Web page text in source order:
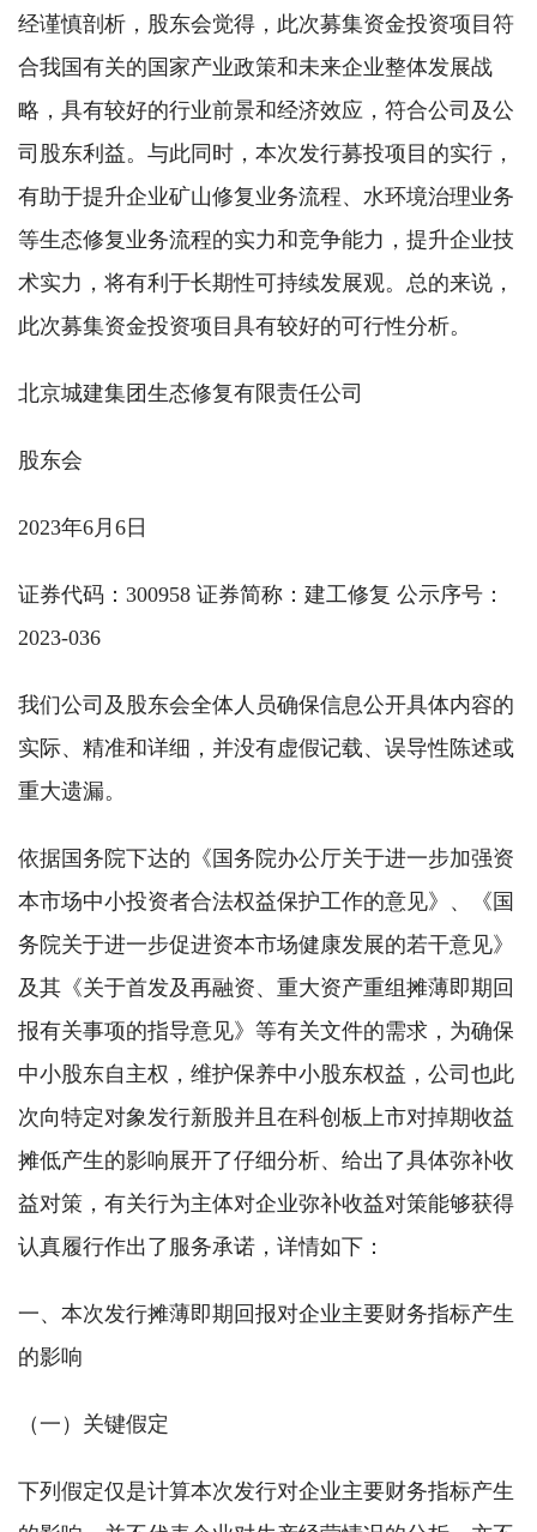
经谨慎剖析，股东会觉得，此次募集资金投资项目符
合我国有关的国家产业政策和未来企业整体发展战
略，具有较好的行业前景和经济效应，符合公司及公
司股东利益。与此同时，本次发行募投项目的实行，
有助于提升企业矿山修复业务流程、水环境治理业务
等生态修复业务流程的实力和竞争能力，提升企业技
术实力，将有利于长期性可持续发展观。总的来说，
此次募集资金投资项目具有较好的可行性分析。
北京城建集团生态修复有限责任公司
股东会
2023年6月6日
证券代码：300958 证券简称：建工修复 公示序号：
2023-036
我们公司及股东会全体人员确保信息公开具体内容的
实际、精准和详细，并没有虚假记载、误导性陈述或
重大遗漏。
依据国务院下达的《国务院办公厅关于进一步加强资
本市场中小投资者合法权益保护工作的意见》、《国
务院关于进一步促进资本市场健康发展的若干意见》
及其《关于首发及再融资、重大资产重组摊薄即期回
报有关事项的指导意见》等有关文件的需求，为确保
中小股东自主权，维护保养中小股东权益，公司也此
次向特定对象发行新股并且在科创板上市对掉期收益
摊低产生的影响展开了仔细分析、给出了具体弥补收
益对策，有关行为主体对企业弥补收益对策能够获得
认真履行作出了服务承诺，详情如下：
一、本次发行摊薄即期回报对企业主要财务指标产生
的影响
（一）关键假定
下列假定仅是计算本次发行对企业主要财务指标产生